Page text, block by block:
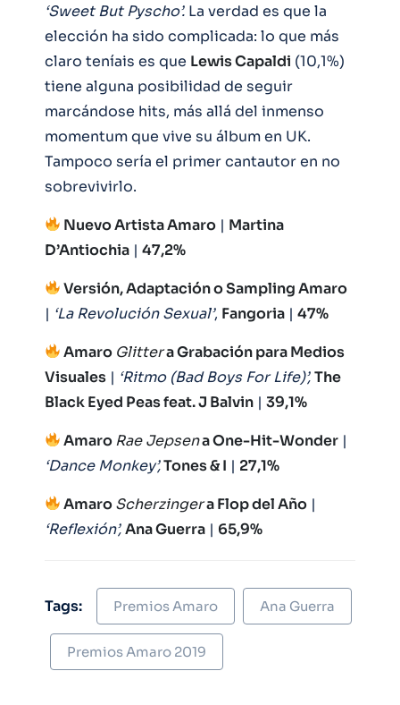
‘Sweet But Pyscho’. La verdad es que la
elección ha sido complicada: lo que más
claro teníais es que Lewis Capaldi (10,1%)
tiene alguna posibilidad de seguir
marcándose hits, más allá del inmenso
momentum que vive su álbum en UK.
Tampoco sería el primer cantautor en no
sobrevivirlo.
Nuevo Artista Amaro | Martina
D’Antiochia | 47,2%
Versión, Adaptación o Sampling Amaro
| ‘La Revolución Sexual’, Fangoria | 47%
Amaro Glittera Grabación para Medios
Visuales | ‘Ritmo (Bad Boys For Life)’,The
Black Eyed Peas feat. J Balvin | 39,1%
AmaroRae Jepsena One-Hit-Wonder |
‘Dance Monkey’,Tones & I | 27,1%
AmaroScherzingera Flop del Año |
‘Reflexión’,Ana Guerra | 65,9%
Tags: Premios Amaro Ana Guerra
Premios Amaro 2019